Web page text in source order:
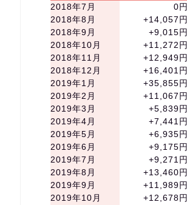
2018年7月
0円
2018年8月
+14,057円
2018年9月
+9,015円
2018年10月
+11,272円
2018年11月
+12,949円
2018年12月
+16,401円
2019年1月
+35,855円
2019年2月
+11,067円
2019年3月
+5,839円
2019年4月
+7,441円
2019年5月
+6,935円
2019年6月
+9,175円
2019年7月
+9,271円
2019年8月
+13,460円
2019年9月
+11,989円
2019年10月
+12,678円